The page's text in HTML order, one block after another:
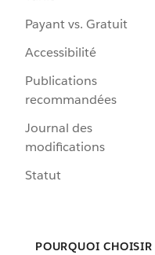
Payant vs. Gratuit
Accessibilité
Publications
recommandées
Journal des
modifications
Statut
POURQUOI CHOISIR